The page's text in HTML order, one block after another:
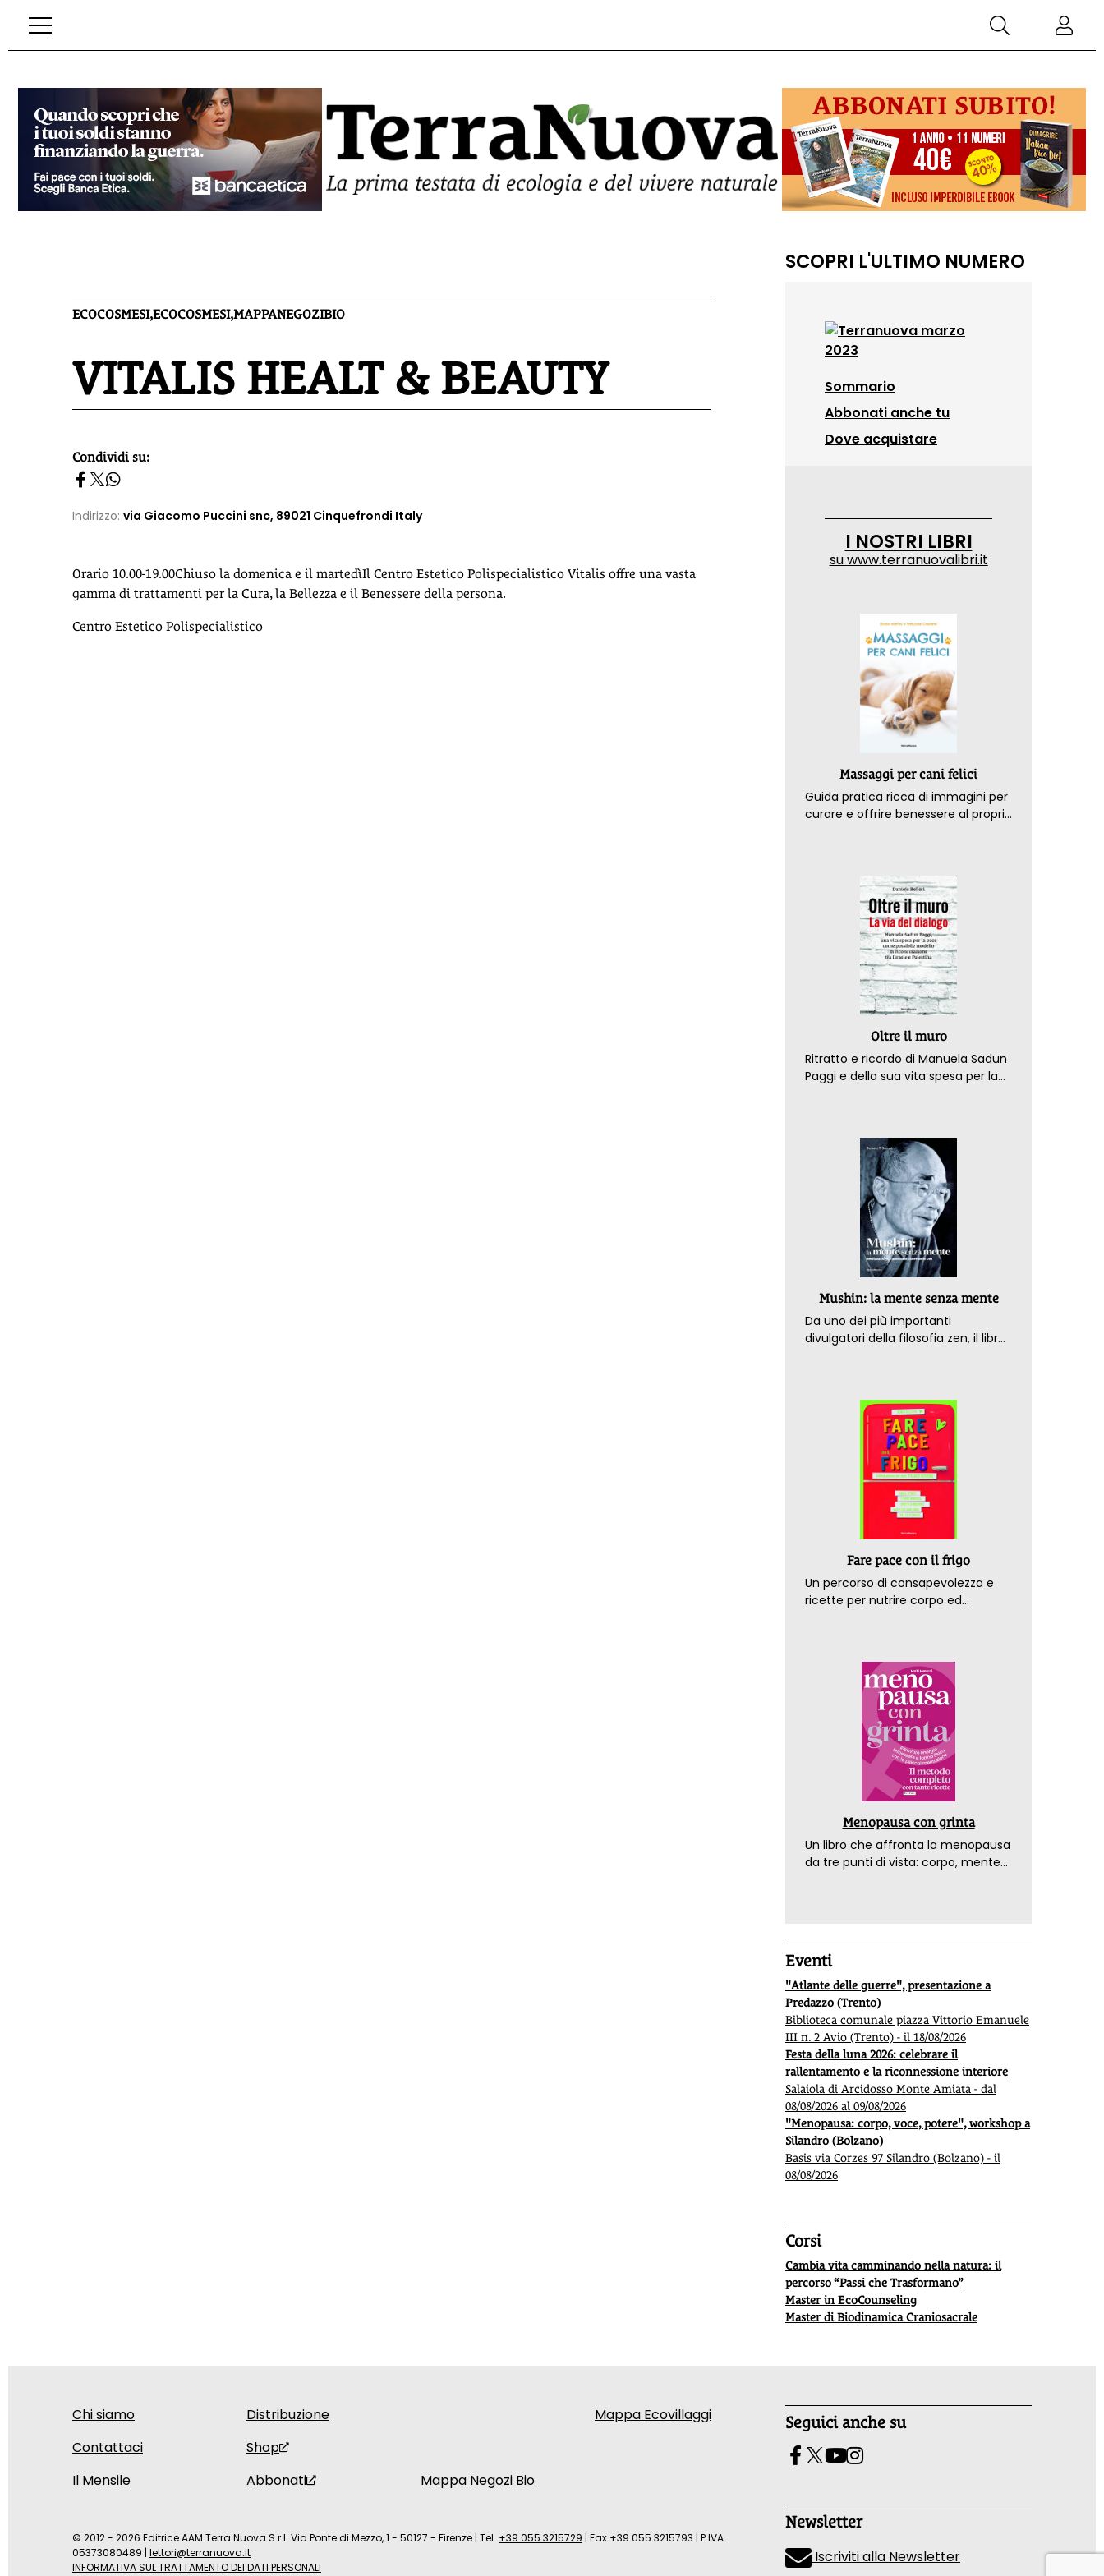
ECOCOSMESI,ECOCOSMESI,MAPPANEGOZIBIO
VITALIS HEALT & BEAUTY
homepage h2
Condividi su:
Indirizzo: via Giacomo Puccini snc, 89021 Cinquefrondi Italy
Orario 10.00-19.00Chiuso la domenica e il martedìIl Centro Estetico Polispecialistico Vitalis offre una vasta
gamma di trattamenti per la Cura, la Bellezza e il Benessere della persona.
Centro Estetico Polispecialistico
SCOPRI L'ULTIMO NUMERO
Sommario
Abbonati anche tu
Dove acquistare
I NOSTRI LIBRI
suwww.terranuovalibri.it
Massaggi per cani felici
Guida pratica ricca di immagini per
curare e offrire benessere al proprio
Oltre il muro
Ritratto e ricordo di Manuela Sadun
Paggi e della sua vita spesa per la
Mushin: la mente senza mente
Da uno dei più importanti
divulgatori della filosofia zen, il libro
Fare pace con il frigo
Un percorso di consapevolezza e
ricette per nutrire corpo ed
Menopausa con grinta
Un libro che affronta la menopausa
da tre punti di vista: corpo, mente
Eventi
"Atlante delle guerre", presentazione a
Predazzo (Trento)
Biblioteca comunale piazza Vittorio Emanuele
III n. 2 Avio (Trento) - il 18/08/2026
Festa della luna 2026: celebrare il
rallentamento e la riconnessione interiore
Salaiola di Arcidosso Monte Amiata - dal
08/08/2026 al 09/08/2026
"Menopausa: corpo, voce, potere", workshop a
Silandro (Bolzano)
Basis via Corzes 97 Silandro (Bolzano) - il
08/08/2026
Corsi
Cambia vita camminando nella natura: il
percorso “Passi che Trasformano”
Master in EcoCounseling
Master di Biodinamica Craniosacrale
Chi siamo
Contattaci
Il Mensile
Distribuzione
Shop
Abbonati
Mappa Negozi Bio
Mappa Ecovillaggi Seguici anche su
Newsletter
Iscriviti alla Newsletter
© 2012 - 2026 Editrice AAM Terra Nuova S.r.l. Via Ponte di Mezzo, 1 - 50127 - Firenze | Tel. +39 055 3215729 | Fax +39 055 3215793 | P.IVA
05373080489 | lettori@terranuova.it
INFORMATIVA SUL TRATTAMENTO DEI DATI PERSONALI